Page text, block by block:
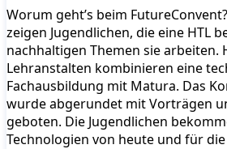
Worum geht’s beim
zeigen Jugendlichen, die eine HTL
nachhaltigen Themen sie arbeiten.
Lehranstalten kombinieren eine
Fachausbildung mit Matura. Das
wurde abgerundet mit Vorträgen
geboten. Die Jugendlichen
Technologien von heute und für